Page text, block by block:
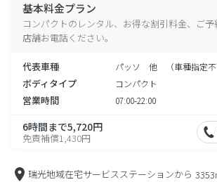
基本料金プラン
コンパクトのレンタル、お得な割引料金、ご
店舗お電話ください。
代表車種 パッソ 他 （車種指定不
ボディタイプ コンパクト
営業時間 07:00-22:00
6時間まで5,720円
免責補償1,430円
瑞光地域在宅サービスステーションから